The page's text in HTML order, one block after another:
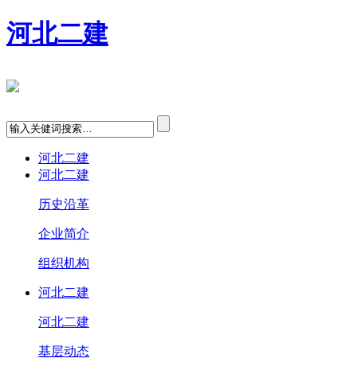
河北二建
河北二建
河北二建
历史沿革
企业简介
组织机构
河北二建
河北二建
基层动态